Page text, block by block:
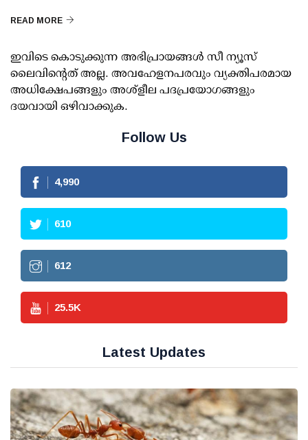
READ MORE
ഇവിടെ കൊടുക്കുന്ന അഭിപ്രായങ്ങള്‍ സീ ന്യൂസ്
ലൈവിന്റെത് അല്ല. അവഹേളനപരവും വ്യക്തിപരമായ
അധിക്ഷേപങ്ങളും അശ്‌ളീല പദപ്രയോഗങ്ങളും
ദയവായി ഒഴിവാക്കുക.
Follow Us
4,990
610
612
25.5K
Latest Updates